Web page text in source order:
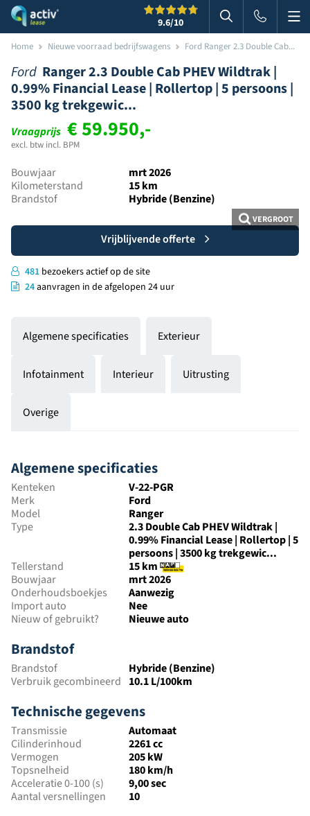
9.6/10 Zoeken in
Home Nieuwe voorraad bedrijfswagens Ford Ranger 2.3 Double Cab...
Ford Ranger 2.3 Double Cab PHEV Wildtrak |
0.99% Financial Lease | Rollertop | 5 persoons |
3500 kg trekgewic...
Vraagprijs € 59.950,-
excl. btw incl. BPM
Bouwjaar
mrt 2026
Kilometerstand
15 km
Brandstof
Hybride (Benzine)
VERGROOT
Vrijblijvende offerte
481 bezoekers actief op de site
24aanvragen in de afgelopen 24 uur
Algemene specificaties Exterieur
Infotainment Interieur Uitrusting
Overige
Algemene specificaties
Kenteken
V-22-PGR
Merk
Ford
Model
Ranger
Type
2.3 Double Cab PHEV Wildtrak |
0.99% Financial Lease | Rollertop | 5
persoons | 3500 kg trekgewic...
Tellerstand
15 km
Bouwjaar
mrt 2026
Onderhoudsboekjes
Aanwezig
Import auto
Nee
Nieuw of gebruikt?
Nieuwe auto
Brandstof
Brandstof
Hybride (Benzine)
Verbruik gecombineerd 10.1 L/100km
Technische gegevens
Transmissie
Automaat
Cilinderinhoud
2261 cc
Vermogen
205 kW
Topsnelheid
180 km/h
Acceleratie 0-100 (s)
9,00 sec
Aantal versnellingen
10